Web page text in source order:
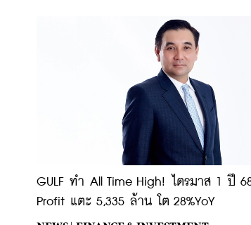
GULF ทำ All Time High! ไตรมาส 1 ปี
Profit แตะ 5,335 ล้าน โต 28%YoY